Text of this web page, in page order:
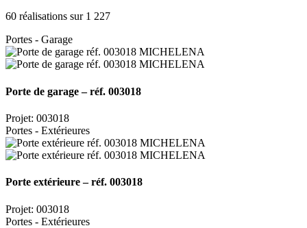
60 réalisations sur 1 227
Portes - Garage
Porte de garage – réf. 003018
Projet: 003018
Portes - Extérieures
Porte extérieure – réf. 003018
Projet: 003018
Portes - Extérieures